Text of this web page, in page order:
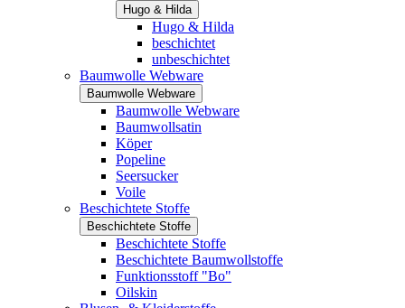
Hugo & Hilda
Hugo & Hilda
beschichtet
unbeschichtet
Baumwolle Webware
Baumwolle Webware
Baumwolle Webware
Baumwollsatin
Köper
Popeline
Seersucker
Voile
Beschichtete Stoffe
Beschichtete Stoffe
Beschichtete Stoffe
Beschichtete Baumwollstoffe
Funktionsstoff "Bo"
Oilskin